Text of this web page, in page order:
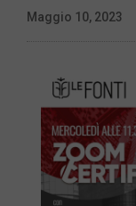
Maggio 10, 2023